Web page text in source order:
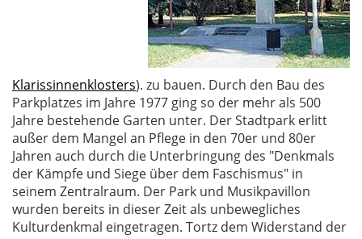
Klarissinnenklosters). zu bauen. Durch den Bau des
Parkplatzes im Jahre 1977 ging so der mehr als 500
Jahre bestehende Garten unter. Der Stadtpark erlitt
außer dem Mangel an Pflege in den 70er und 80er
Jahren auch durch die Unterbringung des "Denkmals
der Kämpfe und Siege über dem Faschismus" in
seinem Zentralraum. Der Park und Musikpavillon
wurden bereits in dieser Zeit als unbewegliches
Kulturdenkmal eingetragen. Tortz dem Widerstand der